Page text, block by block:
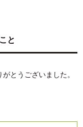
と
とうございました。